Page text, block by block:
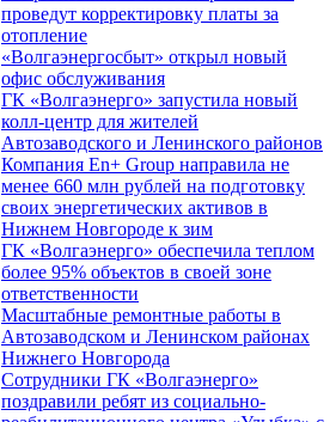
проведут корректировку платы за
отопление
«Волгаэнергосбыт» открыл новый
офис обслуживания
ГК «Волгаэнерго» запустила новый
колл-центр для жителей
Автозаводского и Ленинского районов
Компания En+ Group направила не
менее 660 млн рублей на подготовку
своих энергетических активов в
Нижнем Новгороде к зим
ГК «Волгаэнерго» обеспечила теплом
более 95% объектов в своей зоне
ответственности
Масштабные ремонтные работы в
Автозаводском и Ленинском районах
Нижнего Новгорода
Сотрудники ГК «Волгаэнерго»
поздравили ребят из социально-